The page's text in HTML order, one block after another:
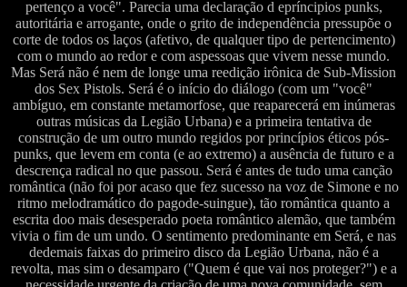
pertenço a você". Parecia uma declaração d epríncipios punks,
autoritária e arrogante, onde o grito de independência pressupõe o
corte de todos os laços (afetivo, de qualquer tipo de pertencimento)
com o mundo ao redor e com aspessoas que vivem nesse mundo.
Mas Será não é nem de longe uma reedição irônica de Sub-Mission
dos Sex Pistols. Será é o início do diálogo (com um "você"
ambíguo, em constante metamorfose, que reaparecerá em inúmeras
outras músicas da Legião Urbana) e a primeira tentativa de
construção de um outro mundo regidos por princípios éticos pós-
punks, que levem em conta (e ao extremo) a ausência de futuro e a
descrença radical no que passou. Será é antes de tudo uma canção
romântica (não foi por acaso que fez sucesso na voz de Simone e no
ritmo melodramático do pagode-suingue), tão romântica quanto a
escrita doo mais desesperado poeta romântico alemão, que também
vivia o fim de um undo. O sentimento predominante em Será, e nas
dedemais faixas do primeiro disco da Legião Urbana, não é a
revolta, mas sim o desamparo ("Quem é que vai nos proteger?") e a